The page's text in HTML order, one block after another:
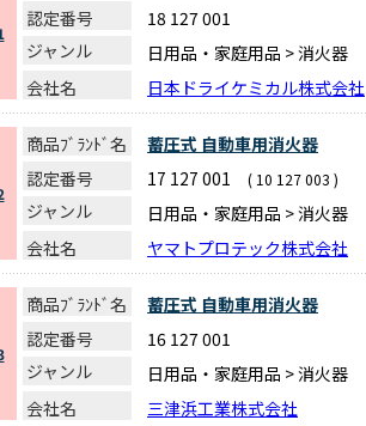
認定番号
18 127 001
ジャンル
日用品・家庭用品 > 消火器
会社名
日本ドライケミカル株式会社
商品ﾌﾞﾗﾝﾄﾞ名
蓄圧式 自動車用消火器
認定番号
17 127 001 ( 10 127 003 )
ジャンル
日用品・家庭用品 > 消火器
会社名
ヤマトプロテック株式会社
商品ﾌﾞﾗﾝﾄﾞ名
蓄圧式 自動車用消火器
認定番号
16 127 001
ジャンル
日用品・家庭用品 > 消火器
会社名
三津浜工業株式会社